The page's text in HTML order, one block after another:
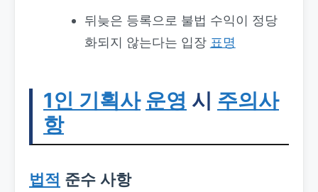
뒤늦은 등록으로 불법 수익이 정당
화되지 않는다는 입장 표명
1인 기획사 운영 시 주의사
항
법적 준수 사항